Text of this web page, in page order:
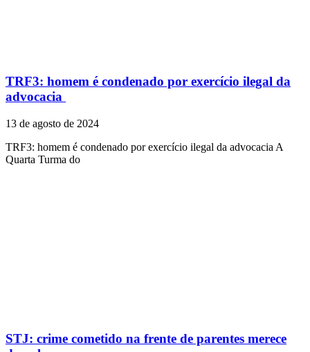
TRF3: homem é condenado por exercício ilegal da
advocacia
13 de agosto de 2024
TRF3: homem é condenado por exercício ilegal da advocacia A
Quarta Turma do
STJ: crime cometido na frente de parentes merece